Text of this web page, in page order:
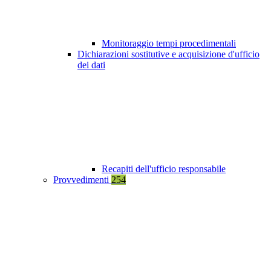
Monitoraggio tempi procedimentali
Dichiarazioni sostitutive e acquisizione d'ufficio
dei dati
Recapiti dell'ufficio responsabile
Provvedimenti 254